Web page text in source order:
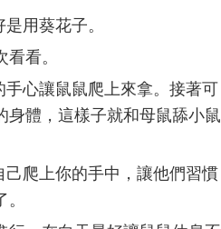
用葵花子。
看。
心讓鼠鼠爬上來拿。接著可
身體，這樣子就和母鼠舔小鼠
爬上你的手中，讓他們習慣